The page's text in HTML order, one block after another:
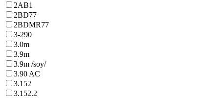
2AB1
2BD77
2BDMR77
3-290
3.0m
3.9m
3.9m /soy/
3.90 AC
3.152
3.152.2